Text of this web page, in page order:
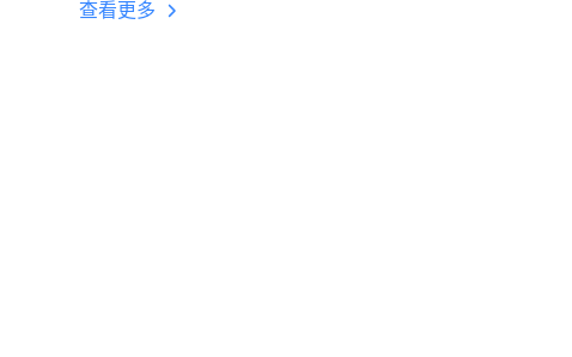
查看更多